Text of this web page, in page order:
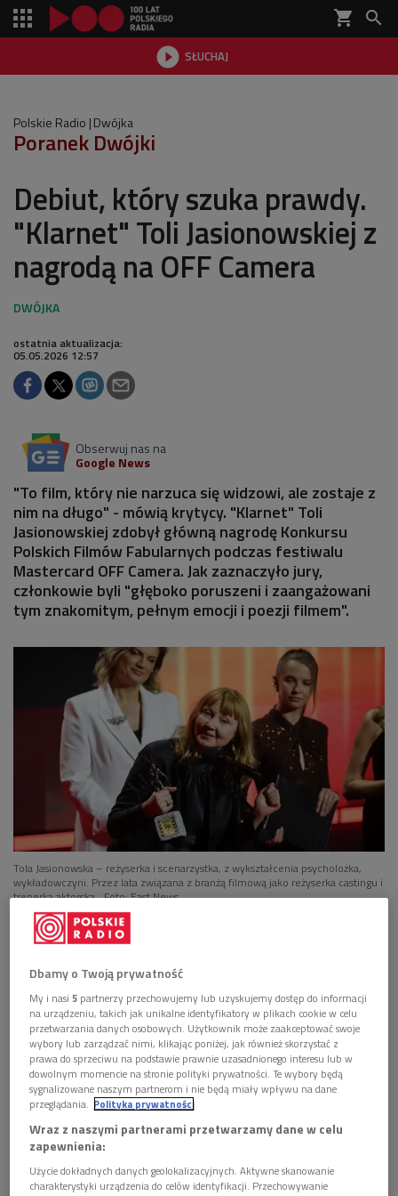
shopping_cart 
 SŁUCHAJ

Polskie Radio Dwójka
Poranek Dwójki
Debiut, który szuka prawdy.
"Klarnet" Toli Jasionowskiej z
nagrodą na OFF Camera
ostatnia aktualizacja:
05.05.2026 12:57
Obserwuj nas na
Google News
"To film, który nie narzuca się widzowi, ale zostaje z
nim na długo" - mówią krytycy. "Klarnet" Toli
Jasionowskiej zdobył główną nagrodę Konkursu
Polskich Filmów Fabularnych podczas festiwalu
Mastercard OFF Camera. Jak zaznaczyło jury,
członkowie byli "głęboko poruszeni i zaangażowani
tym znakomitym, pełnym emocji i poezji filmem".
Tola Jasionowska – reżyserka i scenarzystka, z wykształcenia psycholożka,
wykładowczyni. Przez lata związana z branżą filmową jako reżyserka castingu i
trenerka aktorska Foto: East News
– Oreżyserii myślałam zawsze. Ale ciągle brakowało mi
dla Dwójki Tola Jasionowska.
działalnością Pogranicza, to się zbiegło z moimi refleksjami
na temat dorastania, dojrzewania, wychodzenia ze
schematów. Zobaczyłam Orkiestrę Teatru Sejneńskiego i to
był taki wyzwalacz tematu. Chyba najważniejszy impuls, na
który czekałam–wyjaśniła.
Z tego spotkania narodziła się historia "Klarnetu",
kameralnego filmu osadzonego w Sejnach. Obraz opowiada o
dwudziestoletniej Łucji, dorastającej w świecie kobiet,
nieobecnych ojców i rodzinnych niedopowiedzeń. – Chyba
Dbamy o Twoją prywatność
My i nasi5 partnerzy przechowujemy lub uzyskujemy dostęp do informacji
na urządzeniu, takich jak unikalne identyfikatory w plikach cookie w celu
przetwarzania danych osobowych. Użytkownik może zaakceptować swoje
wybory lub zarządzać nimi, klikając poniżej, jak również skorzystać z
prawa do sprzeciwu na podstawie prawnie uzasadnionego interesu lub w
dowolnym momencie na stronie polityki prywatności. Te wybory będą
sygnalizowane naszym partnerom i nie będą miały wpływu na dane
przeglądania. Polityka prywatności
Wraz z naszymi partnerami przetwarzamy dane w celu
zapewnienia:
Użycie dokładnych danych geolokalizacyjnych. Aktywne skanowanie
charakterystyki urządzenia do celów identyfikacji. Przechowywanie